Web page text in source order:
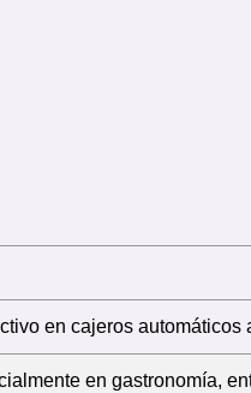
en cajeros automáticos
en gastronomía,